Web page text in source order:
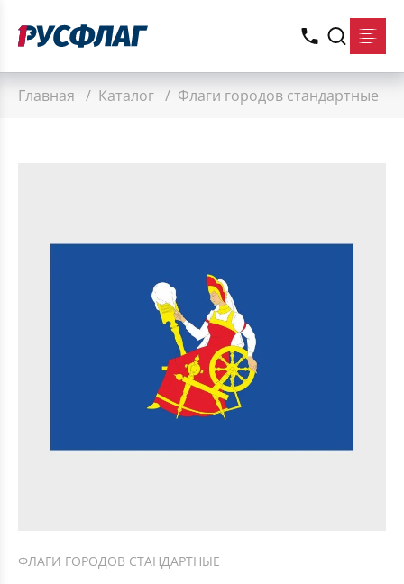
Главная / Каталог / Флаги городов стандартные
ФЛАГИ ГОРОДОВ СТАНДАРТНЫЕ